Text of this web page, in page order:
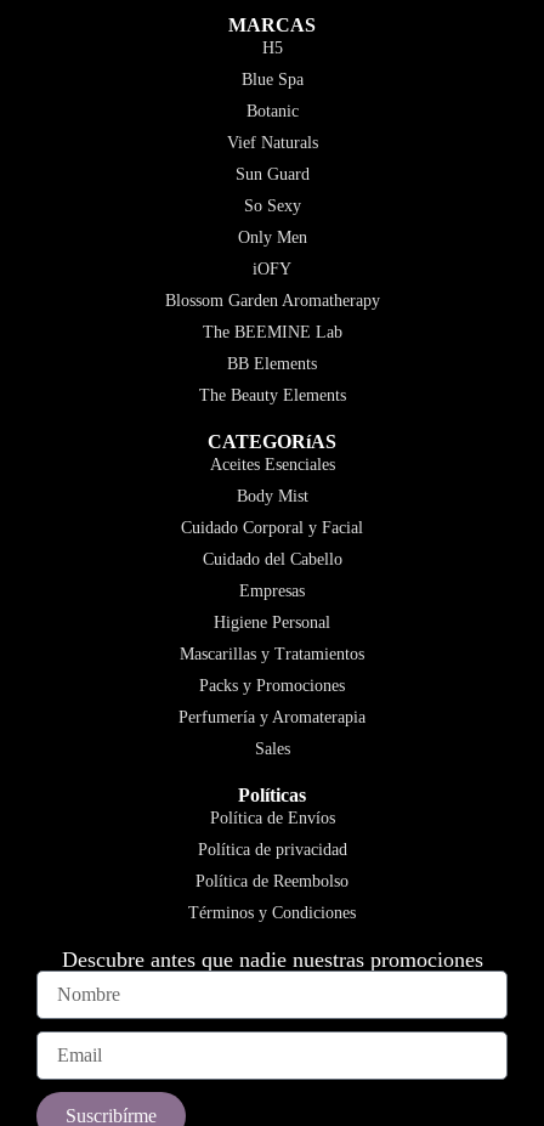
MARCAS
H5
Blue Spa
Botanic
Vief Naturals
Sun Guard
So Sexy
Only Men
iOFY
Blossom Garden Aromatherapy
The BEEMINE Lab
BB Elements
The Beauty Elements
CATEGORíAS
Aceites Esenciales
Body Mist
Cuidado Corporal y Facial
Cuidado del Cabello
Empresas
Higiene Personal
Mascarillas y Tratamientos
Packs y Promociones
Perfumería y Aromaterapia
Sales
Políticas
Política de Envíos
Política de privacidad
Política de Reembolso
Términos y Condiciones
Descubre antes que nadie nuestras promociones
Suscribírme